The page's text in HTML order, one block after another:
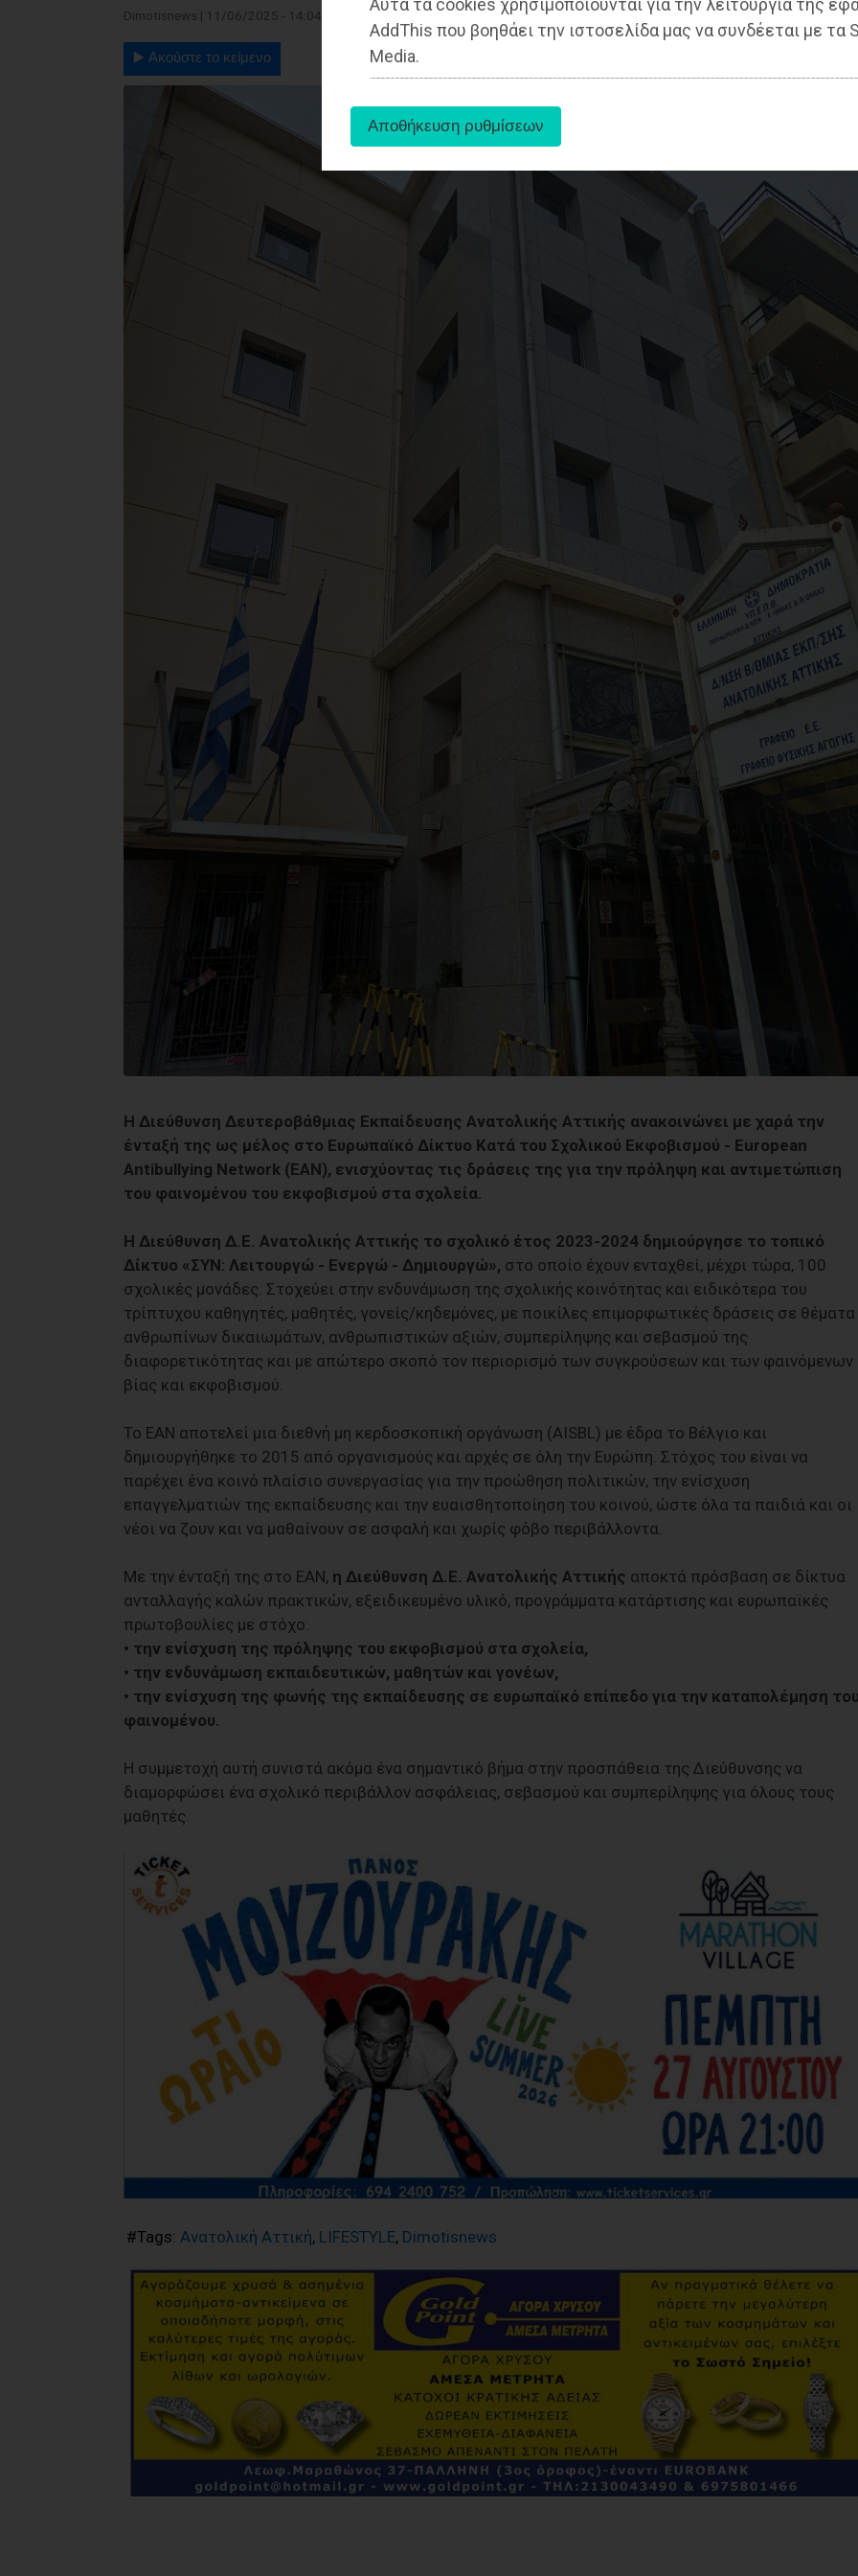
Αυτά τα cookies χρησιμοποιούνται για την λειτουργία της
AddThis που βοηθάει την ιστοσελίδα μας να συνδέεται με τα
Media.
Dimotisnews | 11/06/2025 - 14:04
▶️ Ακούστε το κείμενο
Η Διεύθυνση Δευτεροβάθμιας Εκπαίδευσης Ανατολικής Αττικής ανακοινώνει με χαρά την
ένταξή της ως μέλος στο Ευρωπαϊκό Δίκτυο Κατά του Σχολικού Εκφοβισμού - European
Antibullying Network (EAN), ενισχύοντας τις δράσεις της για την πρόληψη και αντιμετώπιση
του φαινομένου του εκφοβισμού στα σχολεία.
Η Διεύθυνση Δ.Ε. Ανατολικής Αττικής το σχολικό έτος 2023-2024 δημιούργησε το τοπικό
Δίκτυο «ΣΥΝ: Λειτουργώ - Ενεργώ - Δημιουργώ», στο οποίο έχουν ενταχθεί, μέχρι τώρα, 100
σχολικές μονάδες. Στοχεύει στην ενδυνάμωση της σχολικής κοινότητας και ειδικότερα του
τρίπτυχου καθηγητές, μαθητές, γονείς/κηδεμόνες, με ποικίλες επιμορφωτικές δράσεις σε θέματα
ανθρωπίνων δικαιωμάτων, ανθρωπιστικών αξιών, συμπερίληψης και σεβασμού της
διαφορετικότητας και με απώτερο σκοπό τον περιορισμό των συγκρούσεων και των φαινόμενων
βίας και εκφοβισμού.
Το EAN αποτελεί μια διεθνή μη κερδοσκοπική οργάνωση (AISBL) με έδρα το Βέλγιο και
δημιουργήθηκε το 2015 από οργανισμούς και αρχές σε όλη την Ευρώπη. Στόχος του είναι να
παρέχει ένα κοινό πλαίσιο συνεργασίας για την προώθηση πολιτικών, την ενίσχυση
επαγγελματιών της εκπαίδευσης και την ευαισθητοποίηση του κοινού, ώστε όλα τα παιδιά και οι
νέοι να ζουν και να μαθαίνουν σε ασφαλή και χωρίς φόβο περιβάλλοντα.
Με την ένταξή της στο EAN, η Διεύθυνση Δ.Ε. Ανατολικής Αττικής αποκτά πρόσβαση σε δίκτυα
ανταλλαγής καλών πρακτικών, εξειδικευμένο υλικό, προγράμματα κατάρτισης και ευρωπαϊκές
πρωτοβουλίες με στόχο:
• την ενίσχυση της πρόληψης του εκφοβισμού στα σχολεία,
• την ενδυνάμωση εκπαιδευτικών, μαθητών και γονέων,
• την ενίσχυση της φωνής της εκπαίδευσης σε ευρωπαϊκό επίπεδο για την καταπολέμηση
φαινομένου.
Η συμμετοχή αυτή συνιστά ακόμα ένα σημαντικό βήμα στην προσπάθεια της Διεύθυνσης να
διαμορφώσει ένα σχολικό περιβάλλον ασφάλειας, σεβασμού και συμπερίληψης για όλους τους
μαθητές.
#Tags: Ανατολική Αττική, LIFESTYLE, Dimotisnews